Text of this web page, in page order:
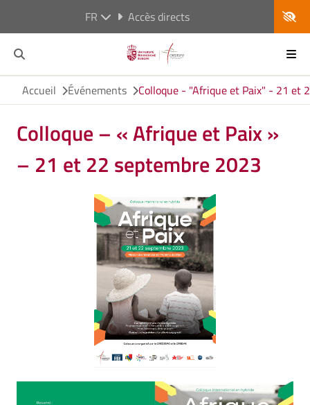
FR Accès directs
Accueil Événements Colloque - "Afrique et Paix" - 21 et
Colloque – « Afrique et Paix »
– 21 et 22 septembre 2023